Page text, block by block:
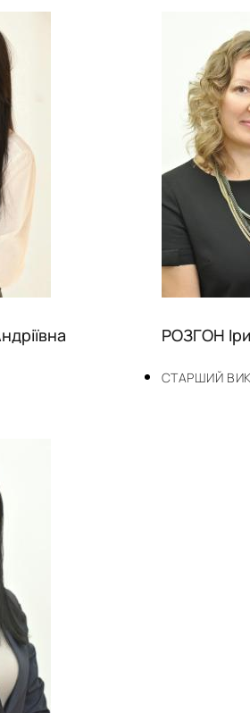
СТАРШИЙ
РОЗГОН